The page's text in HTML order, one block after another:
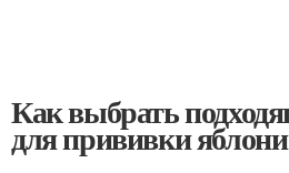
Как выбрать
для прививки